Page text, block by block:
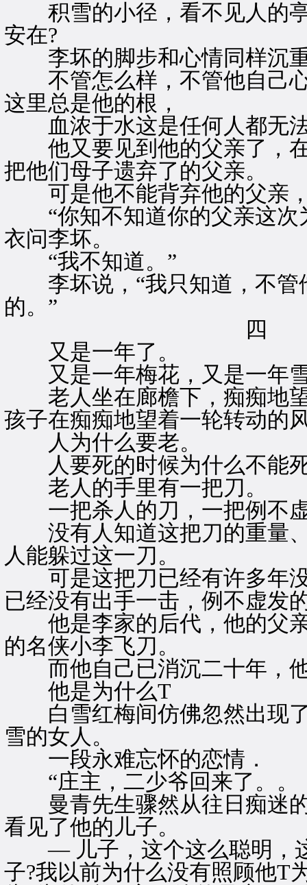
积雪的小径，看不见人的亭
安在?
李坏的脚步和心情同样沉
不管怎么样，不管他自己心
这里总是他的根，
血浓于水这是任何人都无
他又要见到他的父亲了，在
把他们母子遗弃了的父亲。
可是他不能背弃他的父亲，
“你知不知道你的父亲这次
衣问李坏。
“我不知道。”
李坏说，“我只知道，不管
的。”
四
又是一年了。
又是一年梅花，又是一年
老人坐在廊檐下，痴痴地望
孩子在痴痴地望着一轮转动的
人为什么要老。
人要死的时候为什么不能
老人的手里有一把刀。
一把杀人的刀，一把例不
没有人知道这把刀的重量、
人能躲过这一刀。
可是这把刀已经有许多年没
已经没有出手一击，例不虚发
他是李家的后代，他的父亲
的名侠小李飞刀。
而他自己已消沉二十年，他
他是为什么T
白雪红梅间仿佛忽然出现了
雪的女人。
一段永难忘怀的恋情．
“庄主，二少爷回来了。。
曼青先生骤然从往日痴迷的
看见了他的儿子。
— 儿子，这个这么聪明，这
子?我以前为什么没有照顾他T